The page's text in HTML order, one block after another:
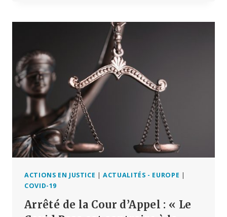
BRITANNIQUE
L’OBJET
D’UNE
ENQUÊTE
DE
POLICE
CONCERNANT
LES
VACCINS
COVID
ACTIONS EN JUSTICE |ACTUALITÉS - EUROPE |
COVID-19
Arrêté de la Cour d’Appel : « Le